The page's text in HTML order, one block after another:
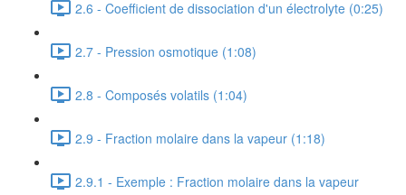
2.6 - Coefficient de dissociation d'un électrolyte (0:25)
2.7 - Pression osmotique (1:08)
2.8 - Composés volatils (1:04)
2.9 - Fraction molaire dans la vapeur (1:18)
2.9.1 - Exemple : Fraction molaire dans la vapeur